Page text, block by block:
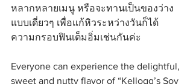
หลากหลายเมนู หรือจะทานเป็นของว่าง
แบบเดี่ยวๆ เพื่อแก้หิวระหว่างวันก็ได้
ความกรอบฟินเต็มอิ่มเช่นกันค่ะ
Everyone can experience the delightful,
sweet and nutty flavor of “Kellogg’s Soy